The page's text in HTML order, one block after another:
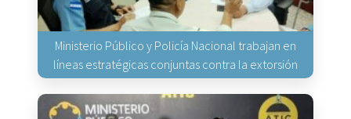
Ministerio Público y Policía Nacional trabajan en
líneas estratégicas conjuntas contra la extorsión